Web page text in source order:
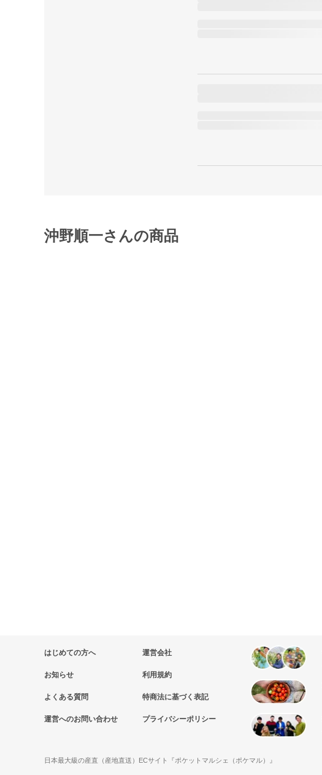
沖野順一さんの商品
はじめての方へ
お知らせ
よくある質問
運営へのお問い合わせ
運営会社
利用規約
特商法に基づく表記
プライバシーポリシー
日本最大級の産直（産地直送）ECサイト『ポケットマルシェ（ポケマル）』